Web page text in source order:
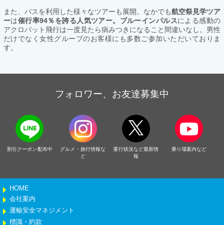
また、バスを利用した様々なツアーも展開。なかでも航空祭見学ツア
ーは催行率94％を誇る人気ツアー。ブルーインパルスによる感動の
アクロバット飛行は一度見たら病みつきになること間違いなし。男性
だけでなく女性グループのお客様にも多数ご参加いただいておりま
す。
フォロワー、お友達募集中
割引クーポン配布中
グルメ・旅行情報な
ど
運行状況など最新情
報
乗り場案内など
HOME
会社案内
運輸安全マネジメント
標識・約款